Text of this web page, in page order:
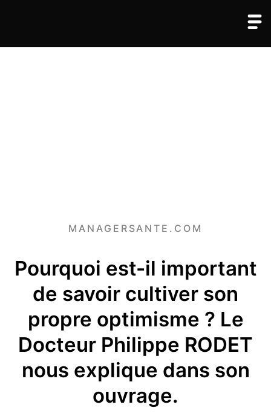
MANAGERSANTE.COM
Pourquoi est-il important
de savoir cultiver son
propre optimisme ? Le
Docteur Philippe RODET
nous explique dans son
ouvrage.